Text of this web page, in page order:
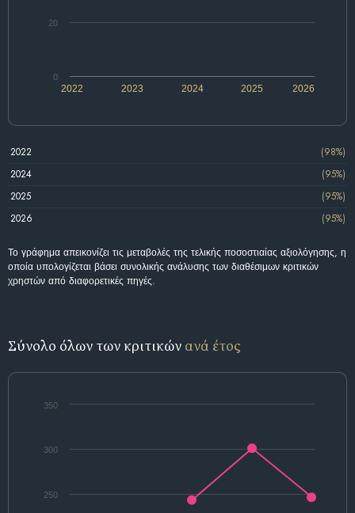
2022 2024 2026
2023 2025
0
20
2022
(98%)
2024
(95%)
2025
(95%)
2026
(95%)
Το γράφημα απεικονίζει τις μεταβολές της τελικής ποσοστιαίας αξιολόγησης, η
οποία υπολογίζεται βάσει συνολικής ανάλυσης των διαθέσιμων κριτικών
χρηστών από διαφορετικές πηγές.
Σύνολο όλων των κριτικών ανά έτος
250
300
350